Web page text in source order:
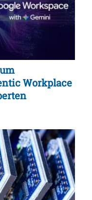
Workplace